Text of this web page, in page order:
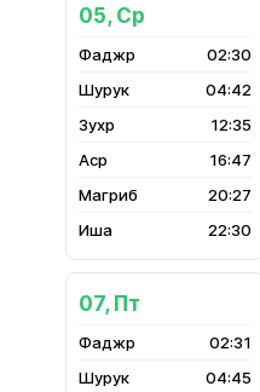
05, Ср
02:30
04:42
12:35
16:47
20:27
22:30
07, Пт
02:31
04:45